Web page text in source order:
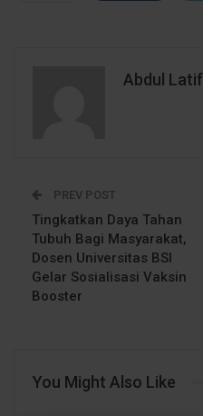
Abdul Latif
PREV POST
Tingkatkan Daya Tahan
Tubuh Bagi Masyarakat,
Dosen Universitas BSI
Gelar Sosialisasi Vaksin
Booster
You Might Also Like